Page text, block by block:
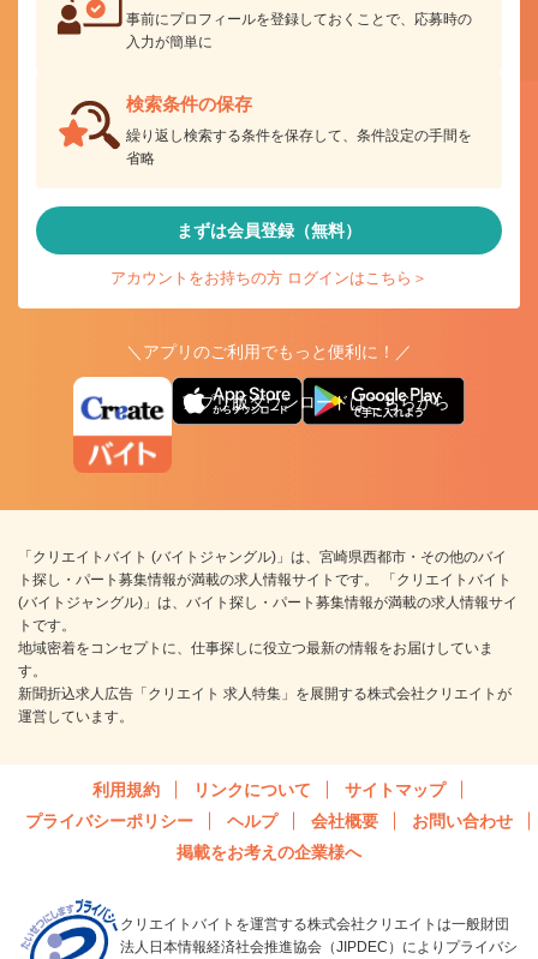
事前にプロフィールを登録しておくことで、応募時の
入力が簡単に
検索条件の保存
繰り返し検索する条件を保存して、条件設定の手間を
省略
まずは会員登録（無料）
アカウントをお持ちの方 ログインはこちら＞
＼アプリのご利用でもっと便利に！／
アプリ版ダウンロードはこちらから
「クリエイトバイト (バイトジャングル)」は、宮崎県西都市・その他のバイ
ト探し・パート募集情報が満載の求人情報サイトです。 「クリエイトバイト
(バイトジャングル)」は、バイト探し・パート募集情報が満載の求人情報サイ
トです。
地域密着をコンセプトに、仕事探しに役立つ最新の情報をお届けしていま
す。
新聞折込求人広告「クリエイト 求人特集」を展開する株式会社クリエイトが
運営しています。
利用規約 リンクについて
サイトマップ
プライバシーポリシー
ヘルプ 会社概要
お問い合わせ
掲載をお考えの企業様へ
クリエイトバイトを運営する株式会社クリエイトは一般財団
法人日本情報経済社会推進協会（JIPDEC）によりプライバシ